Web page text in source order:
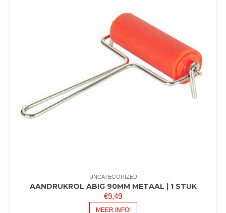
UNCATEGORIZED
AANDRUKROL ABIG 90MM METAAL | 1 STUK
€9,49
MEER INFO!